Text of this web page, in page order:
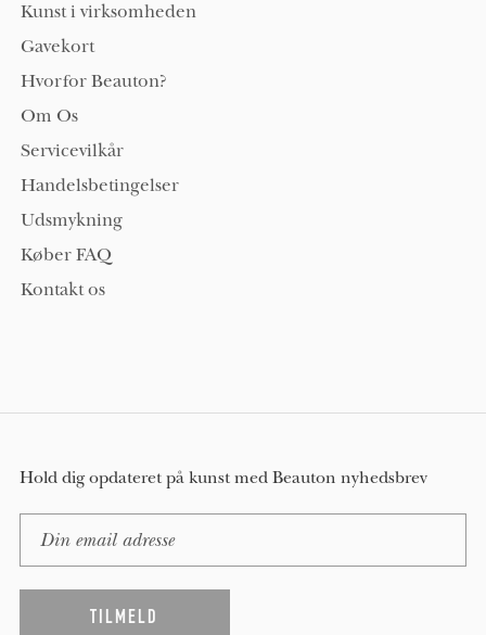
Kunst i virksomheden
Gavekort
Hvorfor Beauton?
Om Os
Servicevilkår
Handelsbetingelser
Udsmykning
Køber FAQ
Kontakt os
Hold dig opdateret på kunst med Beauton nyhedsbrev